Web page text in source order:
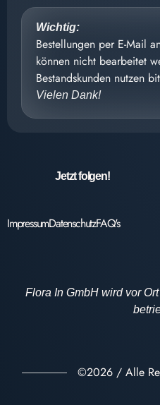
Wichtig:
Bestellungen per E-Mail
können nicht bearbeitet
Bestandskunden nutzen
Vielen Dank!
Jetzt folgen!
ImpressumDatenschutzFAQ's
Flora In GmbH wird vor
©2026 / Alle